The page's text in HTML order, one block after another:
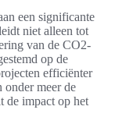
een significante
niet alleen tot
van de CO2-
op de
efficiënter
onder meer de
de impact op het